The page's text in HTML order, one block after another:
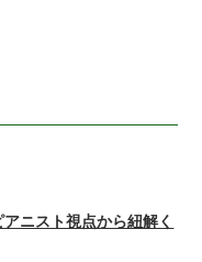
ニスト視点から紐解く